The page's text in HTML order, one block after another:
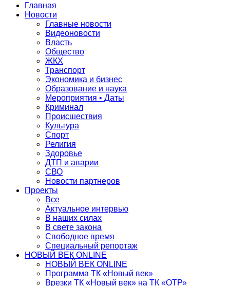
Главная
Новости
Главные новости
Видеоновости
Власть
Общество
ЖКХ
Транспорт
Экономика и бизнес
Образование и наука
Мероприятия • Даты
Криминал
Происшествия
Культура
Спорт
Религия
Здоровье
ДТП и аварии
СВО
Новости партнеров
Проекты
Все
Актуальное интервью
В наших силах
В свете закона
Свободное время
Специальный репортаж
НОВЫЙ ВЕК ONLINE
НОВЫЙ ВЕК ONLINE
Программа ТК «Новый век»
Врезки ТК «Новый век» на ТК «ОТР»